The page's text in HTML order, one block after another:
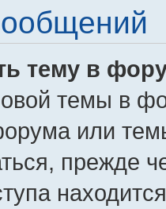
тему в
темы в
или
прежде